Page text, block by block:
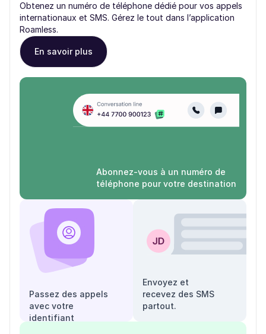
Obtenez un numéro de téléphone dédié pour vos appels
internationaux et SMS. Gérez le tout dans l’application
Roamless.
En savoir plus
Abonnez-vous à un numéro de
téléphone pour votre destination
Passez des appels
avec votre
identifiant
Envoyez et
recevez des SMS
partout.